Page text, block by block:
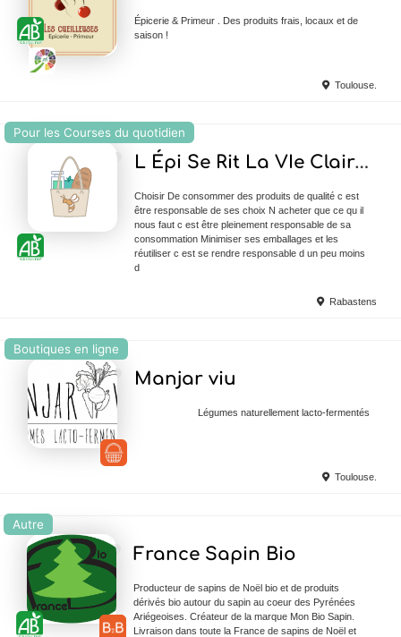
Épicerie & Primeur . Des produits frais, locaux et de
saison !
Toulouse.
Pour les Courses du quotidien
Ajouter en Favoris
L Épi Se Rit La VIe Claire Rabastens
Choisir De consommer des produits de qualité c est
être responsable de ses choix N acheter que ce qu il
nous faut c est être pleinement responsable de sa
consommation Minimiser ses emballages et les
réutiliser c est se rendre responsable d un peu moins
d
Rabastens
Boutiques en ligne
Manjar viu
Légumes naturellement lacto-fermentés
Toulouse.
Autre
France Sapin Bio
Producteur de sapins de Noël bio et de produits
dérivés bio autour du sapin au coeur des Pyrénées
Ariégeoises. Créateur de la marque Mon Bio Sapin.
Livraison dans toute la France de sapins de Noël et